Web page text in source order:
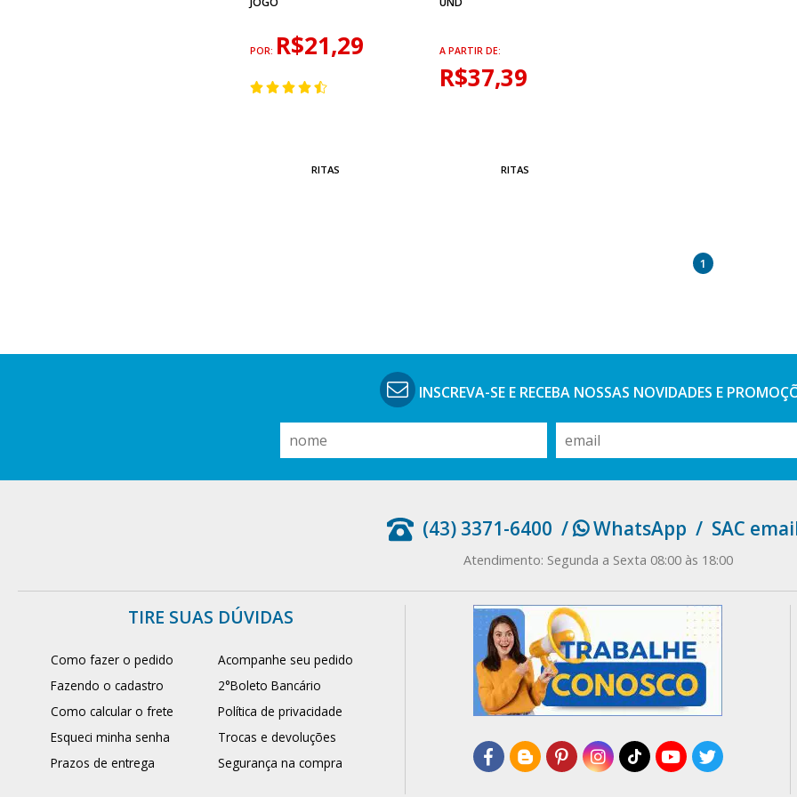
POR: R$21,29
RITAS
A PARTIR DE:
R$37,39
RITAS
1
INSCREVA-SE E RECEBA NOSSAS NOVIDADES E
(43) 3371-6400 / WhatsApp / SAC
Atendimento: Segunda a Sexta 08:00 às 18:00
TIRE SUAS DÚVIDAS
Como fazer o pedido
Fazendo o cadastro
Como calcular o frete
Esqueci minha senha
Prazos de entrega
Acompanhe seu pedido
2°Boleto Bancário
Política de privacidade
Trocas e devoluções
Segurança na compra